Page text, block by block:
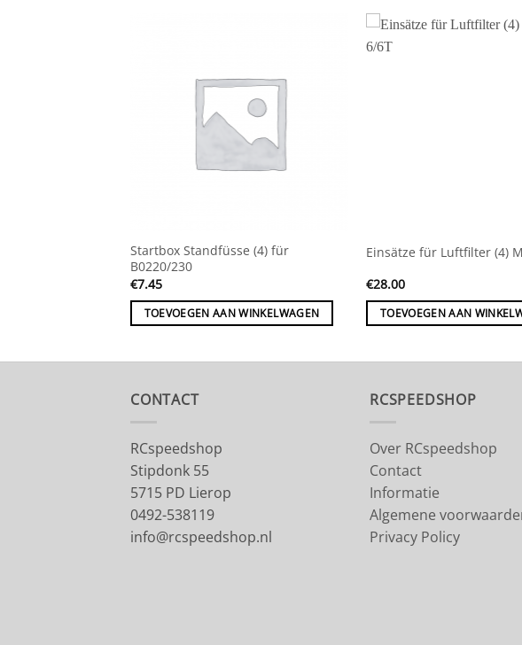
Startbox Standfüsse (4) für
B0220/230
€7.45
TOEVOEGEN AAN WINKELWAGEN
Einsätze für Luftfilter (4)
€28.00
TOEVOEGEN AAN
CONTACT
RCspeedshop
Stipdonk 55
5715 PD Lierop
0492-538119
info@rcspeedshop.nl
RCSPEEDSHOP
Over RCspeedshop
Contact
Informatie
Algemene
Privacy Policy